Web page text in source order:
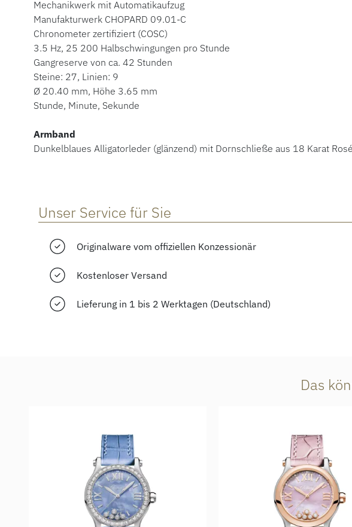
Mechanikwerk mit Automatikaufzug
Manufakturwerk CHOPARD 09.01-C
Chronometer zertifiziert (COSC)
3.5 Hz, 25 200 Halbschwingungen pro Stunde
Gangreserve von ca. 42 Stunden
Steine: 27, Linien: 9
Ø 20.40 mm, Höhe 3.65 mm
Stunde, Minute, Sekunde
Armband
Dunkelblaues Alligatorleder (glänzend) mit Dornschließe aus 18 Karat
Unser Service für Sie
Originalware vom offiziellen Konzessionär
Kostenloser Versand
Lieferung in 1 bis 2 Werktagen (Deutschland)
Das